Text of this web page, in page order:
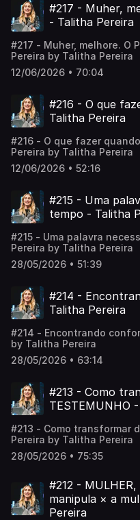
trazendo esperança para
seria o mesmo.
#217 - Muher,
- Talitha Pereira
#217 - Muher, melhore. O
Pereira by Talitha Pereira
12/06/2026 • 70:04
#216 - O que
Talitha Pereira
#216 - O que fazer
Pereira by Talitha Pereira
12/06/2026 • 52:16
#215 - Uma
tempo - Talitha
#215 - Uma palavra
Pereira by Talitha Pereira
28/05/2026 • 51:39
#214 -
Talitha Pereira
#214 - Encontrando
by Talitha Pereira
28/05/2026 • 63:14
#213 - Como
TESTEMUNHO
#213 - Como transformar
Pereira by Talitha Pereira
28/05/2026 • 75:35
#212 -
manipula × a
Pereira